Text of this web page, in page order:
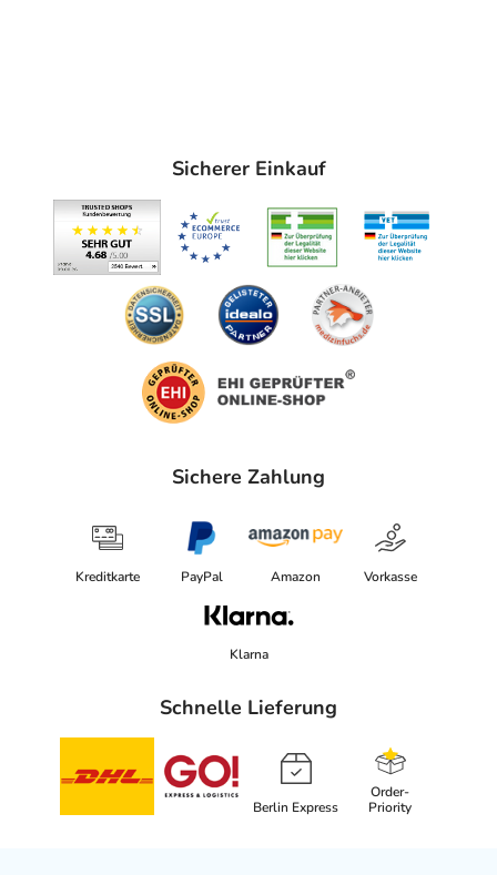
Sicherer Einkauf
Sichere Zahlung
Kreditkarte PayPal Amazon Vorkasse
Klarna
Schnelle Lieferung
Berlin Express
Order-
Priority